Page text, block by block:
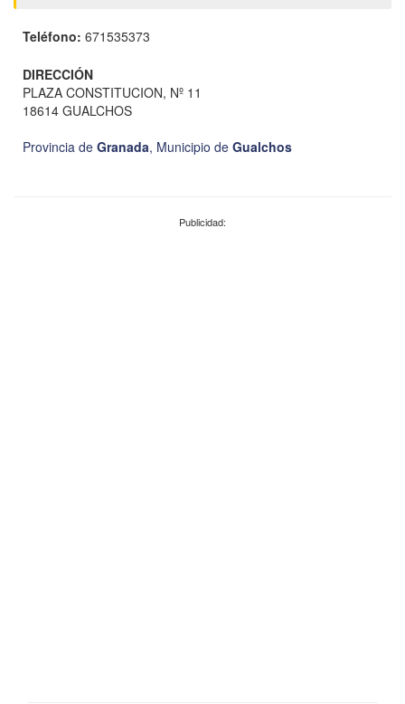
Teléfono: 671535373
DIRECCIÓN
PLAZA CONSTITUCION, Nº 11
18614 GUALCHOS
Provincia de Granada, Municipio de Gualchos
Publicidad: